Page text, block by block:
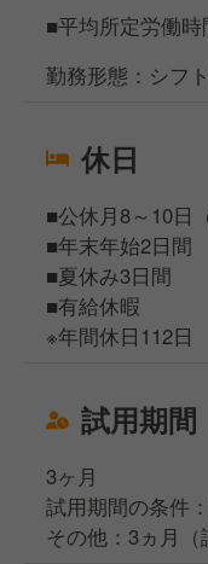
■平均所定労働
勤務形態：シフ
休日
■公休月8～10日
■年末年始2日間
■夏休み3日間
■有給休暇
※年間休日112日
試用期間
3ヶ月
試用期間の条件
その他：3ヵ月（